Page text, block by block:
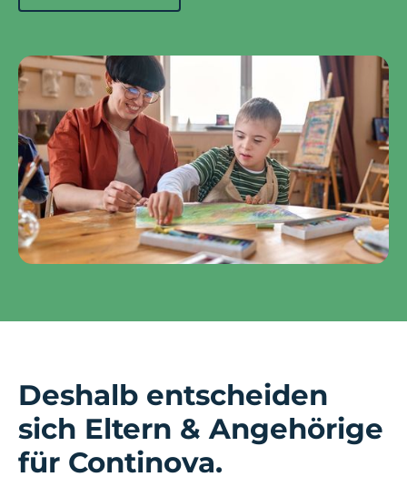
Deshalb entscheiden
sich Eltern & Angehörige
für Continova.